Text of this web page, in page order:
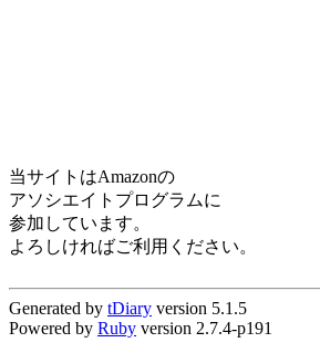
当サイトはAmazonの
アソシエイトプログラムに
参加しています。
よろしければご利用ください。
Generated by tDiary version 5.1.5
Powered by Ruby version 2.7.4-p191